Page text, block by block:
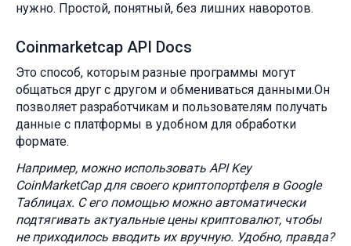
нужно. Простой, понятный, без лишних наворотов.
Coinmarketcap API Docs
Это способ, которым разные программы могут
общаться друг с другом и обмениваться данными.Он
позволяет разработчикам и пользователям получать
данные с платформы в удобном для обработки
формате.
Например, можно использовать API Key
CoinMarketCap для своего криптопортфеля в Google
Таблицах. С его помощью можно автоматически
подтягивать актуальные цены криптовалют, чтобы
не приходилось вводить их вручную. Удобно, правда?